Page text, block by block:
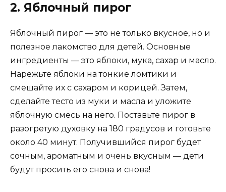
2. Яблочный пирог
Яблочный пирог — это не только вкусное, но и
полезное лакомство для детей. Основные
ингредиенты — это яблоки, мука, сахар и масло.
Нарежьте яблоки на тонкие ломтики и
смешайте их с сахаром и корицей. Затем,
сделайте тесто из муки и масла и уложите
яблочную смесь на него. Поставьте пирог в
разогретую духовку на 180 градусов и готовьте
около 40 минут. Получившийся пирог будет
сочным, ароматным и очень вкусным — дети
будут просить его снова и снова!